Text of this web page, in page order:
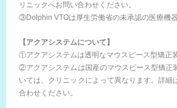
リニックへお問い合わせください。
③Dolphin VTOは厚生労働省の未承認の医療機器
【アクアシステムについて】
①アクアシステムは透明なマウスピース型矯正
②アクアシステムは国産のマウスピース型矯正
いては、クリニックによって異なります。詳細
合わせください。